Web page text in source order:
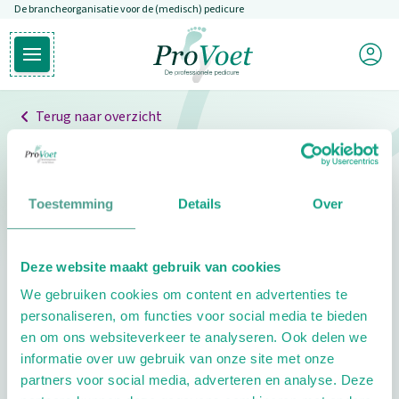
Toestemming Details Over
Deze website maakt gebruik van cookies
We gebruiken cookies om content en advertenties te
personaliseren, om functies voor social media te bieden
en om ons websiteverkeer te analyseren. Ook delen we
informatie over uw gebruik van onze site met onze
partners voor social media, adverteren en analyse. Deze
Overslaan en naar de inhoud gaan
De brancheorganisatie voor de (medisch) pedicure
Open hoofdmenu
Ga naar de homepagina
Mijn
Terug naar overzicht
Professionals
Pedicure niet gevonden
pedicure.